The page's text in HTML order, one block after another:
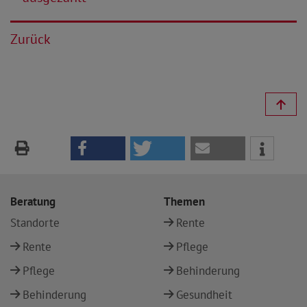
Zurück
Beratung
Standorte
Rente
Pflege
Behinderung
Themen
Rente
Pflege
Behinderung
Gesundheit